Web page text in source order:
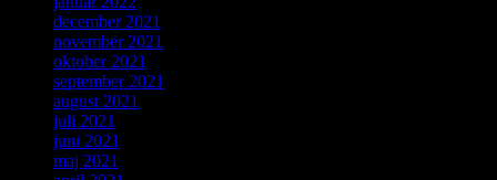
december 2021
november 2021
oktober 2021
september 2021
august 2021
juli 2021
juni 2021
maj 2021